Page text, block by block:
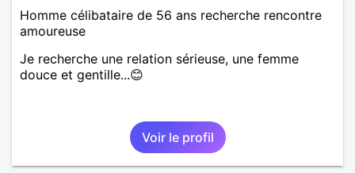
Homme célibataire de 56 ans recherche rencontre
amoureuse
Je recherche une relation sérieuse, une femme
douce et gentille...😊
Voir le profil